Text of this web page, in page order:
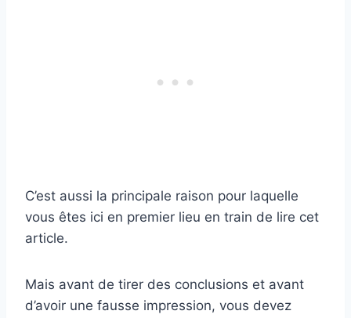
C’est aussi la principale raison pour laquelle
vous êtes ici en premier lieu en train de lire cet
article.
Mais avant de tirer des conclusions et avant
d’avoir une fausse impression, vous devez